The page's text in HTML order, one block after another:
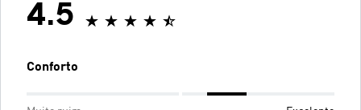
4.5
Conforto